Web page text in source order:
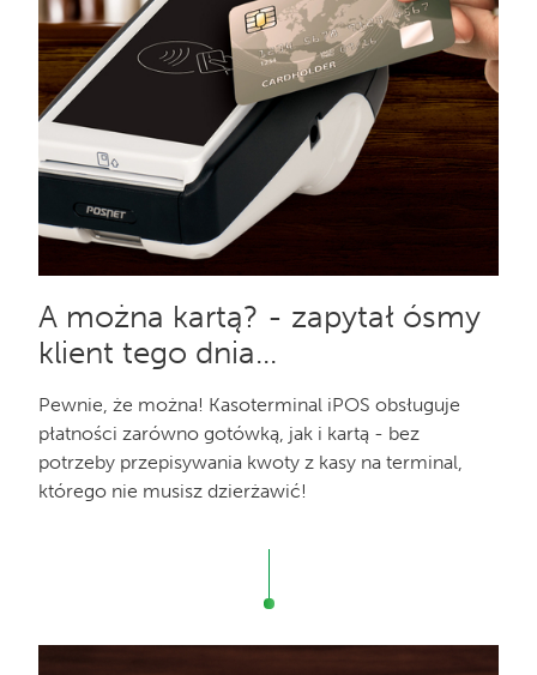
A można kartą? - zapytał ósmy
klient tego dnia...
Pewnie, że można! Kasoterminal iPOS obsługuje
płatności zarówno gotówką, jak i kartą - bez
potrzeby przepisywania kwoty z kasy na terminal,
którego nie musisz dzierżawić!